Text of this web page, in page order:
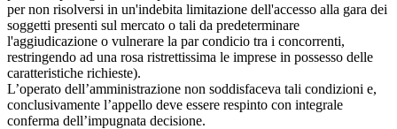
per non risolversi in un'indebita limitazione dell'accesso alla gara dei
soggetti presenti sul mercato o tali da predeterminare
l'aggiudicazione o vulnerare la par condicio tra i concorrenti,
restringendo ad una rosa ristrettissima le imprese in possesso delle
caratteristiche richieste).
L’operato dell’amministrazione non soddisfaceva tali condizioni e,
conclusivamente l’appello deve essere respinto con integrale
conferma dell’impugnata decisione.